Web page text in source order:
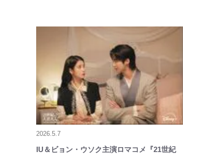
2026.5.7
IU＆ビョン・ウソク主演ロマコメ『21世紀